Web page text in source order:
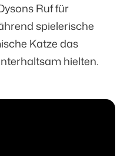
Ruf für
spielerische
Katze das
hielten.